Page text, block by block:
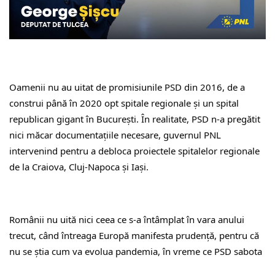
Oamenii nu au uitat de promisiunile PSD din 2016, de a
construi până în 2020 opt spitale regionale și un spital
republican gigant în Bucureşti. În realitate, PSD n-a pregătit
nici măcar documentaţiile necesare, guvernul PNL
intervenind pentru a debloca proiectele spitalelor regionale
de la Craiova, Cluj-Napoca şi Iaşi.
Românii nu uită nici ceea ce s-a întâmplat în vara anului
trecut, când întreaga Europă manifesta prudenţă, pentru că
nu se ştia cum va evolua pandemia, în vreme ce PSD sabota